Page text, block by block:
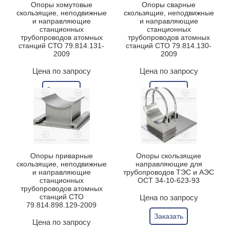
Опоры хомутовые
скользящие, неподвижные
и направляющие
станционных
трубопроводов атомных
станций СТО 79.814.131-
2009
Цена по запросу
Заказать
Опоры сварные
скользящие, неподвижные
и направляющие
станционных
трубопроводов атомных
станций СТО 79.814.130-
2009
Цена по запросу
Заказать
Опоры приварные
скользящие, неподвижные
и направляющие
станционных
трубопроводов атомных
станций СТО
79.814.898.129-2009
Цена по запросу
Опоры скользящие
направляющие для
трубопроводов ТЭС и АЭС
ОСТ 34-10-623-93
Цена по запросу
Заказать